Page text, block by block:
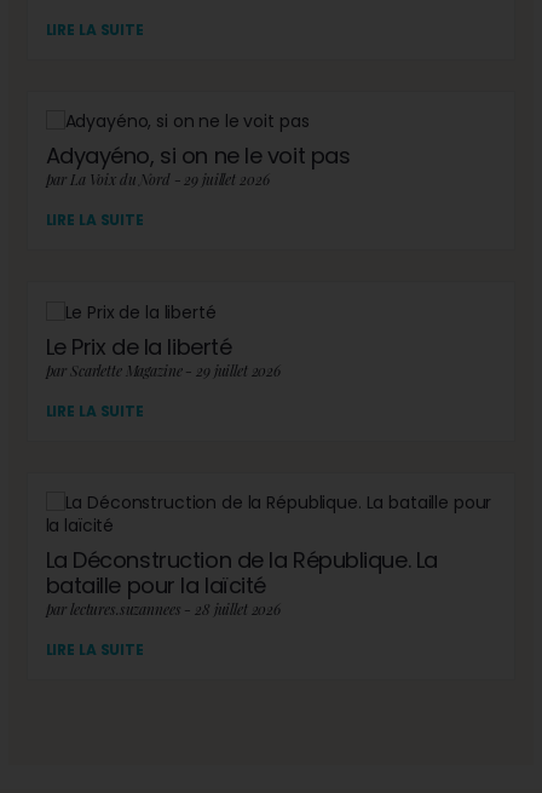
LIRE LA SUITE
Adyayéno, si on ne le voit pas
par La Voix du Nord - 29 juillet 2026
LIRE LA SUITE
Le Prix de la liberté
par Scarlette Magazine - 29 juillet 2026
LIRE LA SUITE
La Déconstruction de la République. La
bataille pour la laïcité
par lectures.suzannees - 28 juillet 2026
LIRE LA SUITE